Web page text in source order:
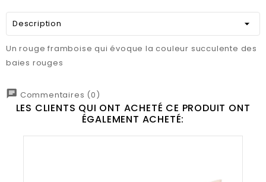
Description
Un rouge framboise qui évoque la couleur succulente des
baies rouges
chat Commentaires (0)
LES CLIENTS QUI ONT ACHETÉ CE PRODUIT ONT
ÉGALEMENT ACHETÉ: